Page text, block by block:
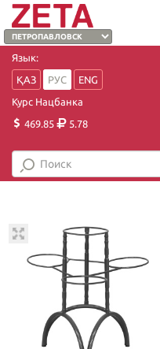
Язык:
ҚАЗ
РУС
ENG
Курс Нацбанка
469.85
5.78